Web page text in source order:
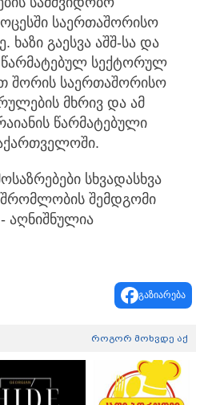
საერთაშორისო
გაესვა აშშ-სა და
სექტორულ
შორის საერთაშორისო
მხრივ და ამ
წარმატებული
სხვადასხვა
შემდგომი
- აღნიშნულია
გაზიარება
როგორ მოხვდე აქ